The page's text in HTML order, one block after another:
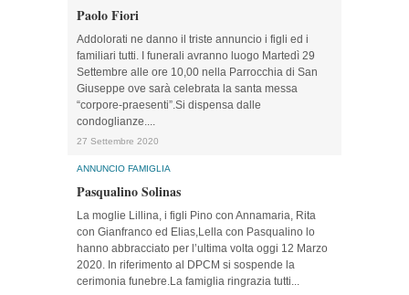
Paolo Fiori
Addolorati ne danno il triste annuncio i figli ed i
familiari tutti. I funerali avranno luogo Martedì 29
Settembre alle ore 10,00 nella Parrocchia di San
Giuseppe ove sarà celebrata la santa messa
“corpore-praesenti”.Si dispensa dalle
condoglianze....
27 Settembre 2020
ANNUNCIO FAMIGLIA
Pasqualino Solinas
La moglie Lillina, i figli Pino con Annamaria, Rita
con Gianfranco ed Elias,Lella con Pasqualino lo
hanno abbracciato per l’ultima volta oggi 12 Marzo
2020. In riferimento al DPCM si sospende la
cerimonia funebre.La famiglia ringrazia tutti...